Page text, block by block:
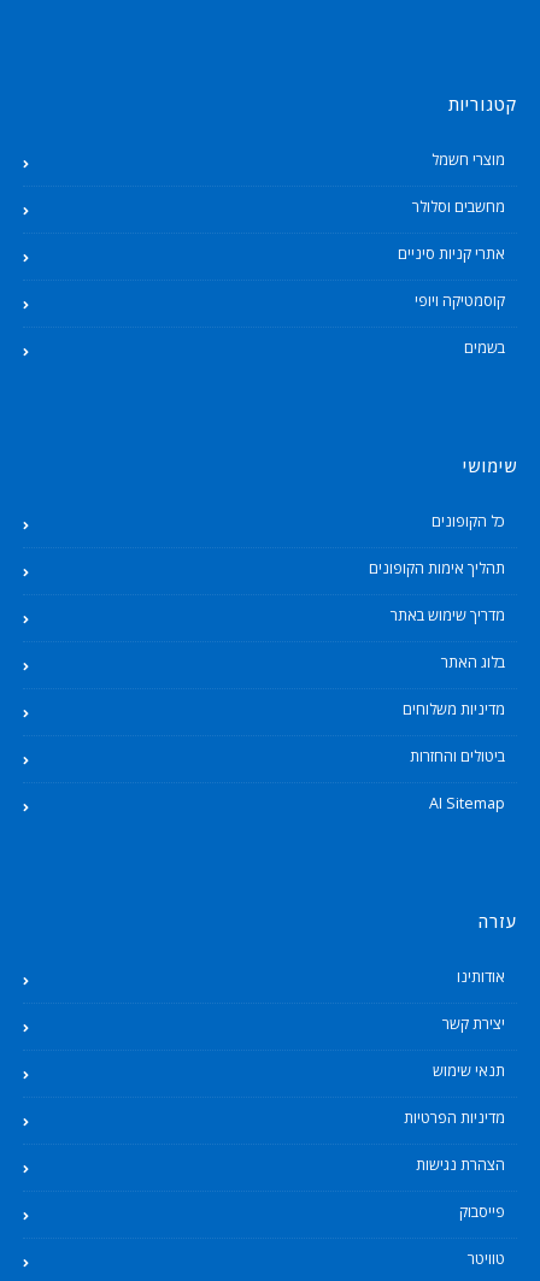
קטגוריות
מוצרי חשמל
מחשבים וסלולר
אתרי קניות סיניים
קוסמטיקה ויופי
בשמים
שימושי
כל הקופונים
תהליך אימות הקופונים
מדריך שימוש באתר
בלוג האתר
מדיניות משלוחים
ביטולים והחזרות
AI Sitemap
עזרה
אודותינו
יצירת קשר
תנאי שימוש
מדיניות הפרטיות
הצהרת נגישות
פייסבוק
טוויטר